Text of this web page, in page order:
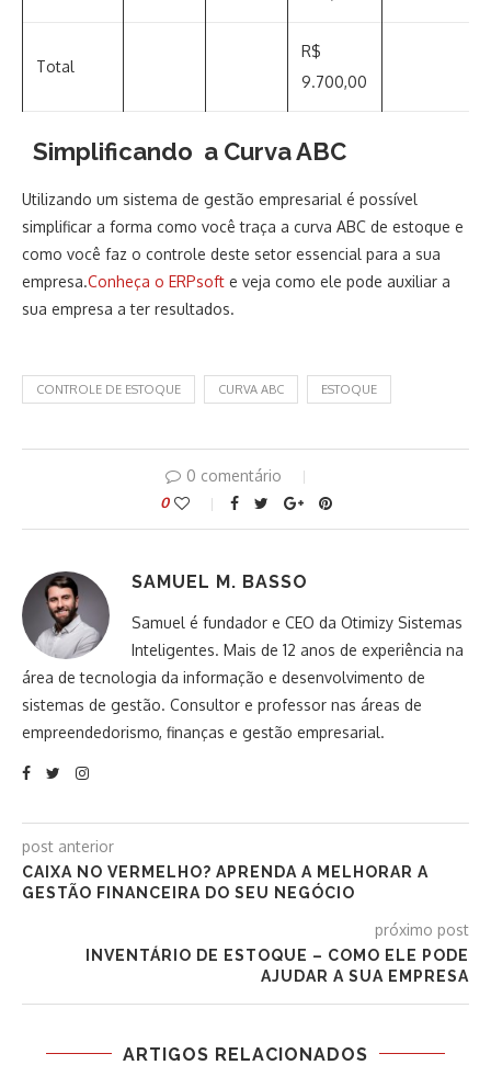
Total
R$
9.700,00
Simplificando a Curva ABC
Utilizando um sistema de gestão empresarial é possível
simplificar a forma como você traça a curva ABC de estoque e
como você faz o controle deste setor essencial para a sua
empresa.Conheça o ERPsoft e veja como ele pode auxiliar a
sua empresa a ter resultados.
CONTROLE DE ESTOQUE CURVA ABC ESTOQUE
0 comentário
0
SAMUEL M. BASSO
Samuel é fundador e CEO da Otimizy Sistemas
Inteligentes. Mais de 12 anos de experiência na
área de tecnologia da informação e desenvolvimento de
sistemas de gestão. Consultor e professor nas áreas de
empreendedorismo, finanças e gestão empresarial.
post anterior
CAIXA NO VERMELHO? APRENDA A MELHORAR A
GESTÃO FINANCEIRA DO SEU NEGÓCIO
próximo post
INVENTÁRIO DE ESTOQUE – COMO ELE PODE
AJUDAR A SUA EMPRESA
ARTIGOS RELACIONADOS